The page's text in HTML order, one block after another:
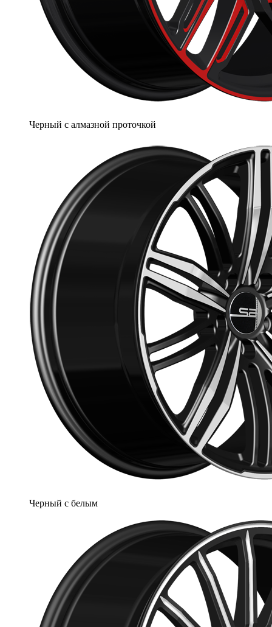
Черный с алмазной проточкой
Черный с белым